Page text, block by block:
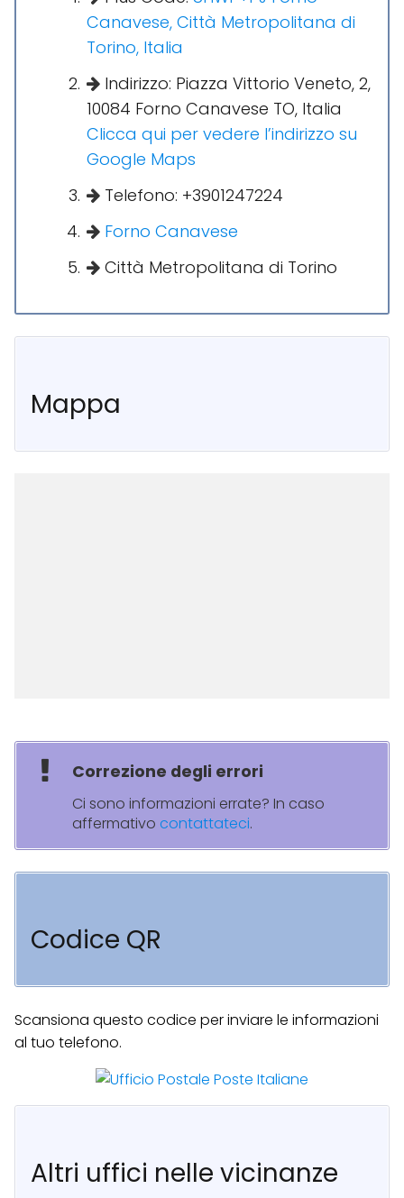
Canavese, Città Metropolitana di
Torino, Italia
Indirizzo: Piazza Vittorio Veneto, 2,
10084 Forno Canavese TO, Italia
Clicca qui per vedere l’indirizzo su
Google Maps
Telefono: +3901247224
Forno Canavese
Città Metropolitana di Torino
Mappa
Correzione degli errori
Ci sono informazioni errate? In caso
affermativo contattateci.
Codice QR
Scansiona questo codice per inviare le informazioni
al tuo telefono.
Altri uffici nelle vicinanze